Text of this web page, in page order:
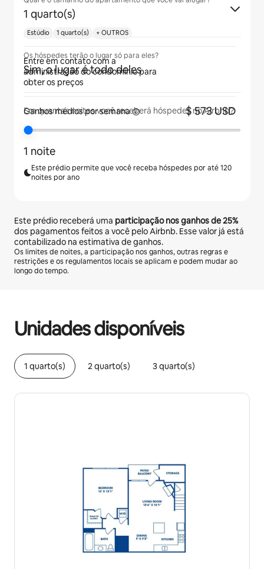
1 quarto(s)
Os hóspedes terão o lugar só para eles?
Sim, o lugar é todo deles
Em quantas noites você receberá hóspedes no Airbnb?
1 noite
Este prédio permite que você receba hóspedes por até 120
noites por ano
Este prédio receberá uma participação nos ganhos de25%
dos pagamentos feitos a você pelo Airbnb. Esse valor já está
contabilizado na estimativa de ganhos.
Os limites de noites, a participação nos ganhos, outras regras e
restrições e os regulamentos locais se aplicam e podem mudar ao
longo do tempo.
Unidades disponíveis
1 quarto(s) 2 quarto(s) 3 quarto(s)
Estúdio 1 quarto(s) + OUTROS
Entre em contato com a
administração do condomínio para
obter os preços
Ganhos médiospor semana $ 573 USD